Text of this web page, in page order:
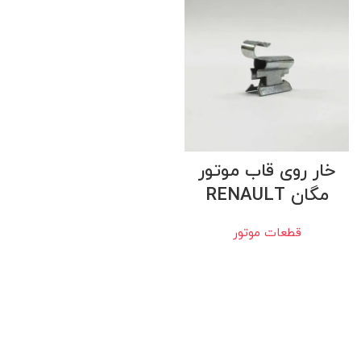
خار روی قاب موتور
مگان RENAULT
قطعات موتور